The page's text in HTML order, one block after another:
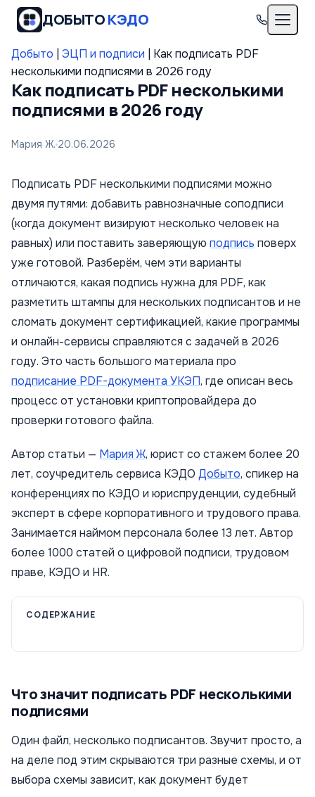
ДОБЫТОКЭДО
Добыто ЭЦП и подписи
Как подписать PDF
несколькими подписями в 2026 году
Как подписать PDF несколькими
подписями в 2026 году
Мария Ж. 20.06.2026
Подписать PDF несколькими подписями можно
двумя путями: добавить равнозначные соподписи
(когда документ визируют несколько человек на
равных) или поставить заверяющую подпись поверх
уже готовой. Разберём, чем эти варианты
отличаются, какая подпись нужна для PDF, как
разметить штампы для нескольких подписантов и не
сломать документ сертификацией, какие программы
и онлайн-сервисы справляются с задачей в 2026
году. Это часть большого материала про
подписание PDF-документа УКЭП, где описан весь
процесс от установки криптопровайдера до
проверки готового файла.
Автор статьи — Мария Ж, юрист со стажем более 20
лет, соучредитель сервиса КЭДО Добыто, спикер на
конференциях по КЭДО и юриспруденции, судебный
эксперт в сфере корпоративного и трудового права.
Занимается наймом персонала более 13 лет. Автор
более 1000 статей о цифровой подписи, трудовом
праве, КЭДО и HR.
СОДЕРЖАНИЕ
Что значит подписать PDF несколькими
подписями
Один файл, несколько подписантов. Звучит просто, а
на деле под этим скрываются три разные схемы, и от
выбора схемы зависит, как документ будет